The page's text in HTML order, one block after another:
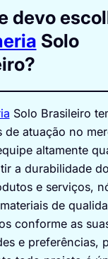
devo
Solo
Solo Brasileiro
de atuação no
altamente
a durabilidade
e serviços,
de
conforme as
e preferências,